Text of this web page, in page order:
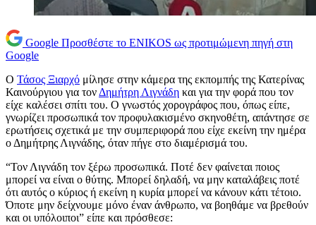
Google Προσθέστε το ENIKOS ως προτιμώμενη πηγή στη
Google
Ο Τάσος Ξιαρχό μίλησε στην κάμερα της εκπομπής της Κατερίνας
Καινούργιου για τον Δημήτρη Λιγνάδη και για την φορά που τον
είχε καλέσει σπίτι του. Ο γνωστός χορογράφος που, όπως είπε,
γνωρίζει προσωπικά τον προφυλακισμένο σκηνοθέτη, απάντησε σε
ερωτήσεις σχετικά με την συμπεριφορά που είχε εκείνη την ημέρα
ο Δημήτρης Λιγνάδης, όταν πήγε στο διαμέρισμά του.
“Τον Λιγνάδη τον ξέρω προσωπικά. Ποτέ δεν φαίνεται ποιος
μπορεί να είναι ο θύτης. Μπορεί δηλαδή, να μην καταλάβεις ποτέ
ότι αυτός ο κύριος ή εκείνη η κυρία μπορεί να κάνουν κάτι τέτοιο.
Όποτε μην δείχνουμε μόνο έναν άνθρωπο, να βοηθάμε να βρεθούν
και οι υπόλοιποι” είπε και πρόσθεσε: